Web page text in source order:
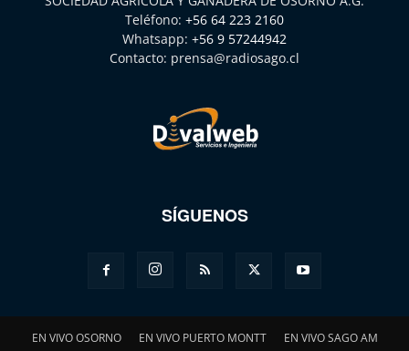
Teléfono: +56 64 223 2160
Whatsapp: +56 9 57244942
Contacto: prensa@radiosago.cl
SÍGUENOS
EN VIVO OSORNO EN VIVO PUERTO MONTT EN VIVO SAGO AM